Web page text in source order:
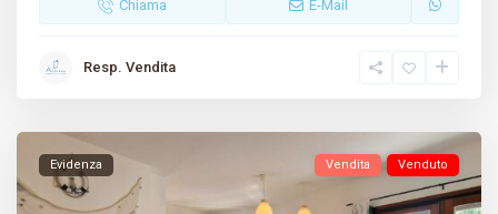
Chiama E-Mail
Resp. Vendita
Evidenza Vendita Venduto